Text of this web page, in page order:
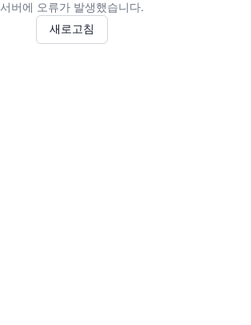
서버에 오류가 발생했습니다.
새로고침